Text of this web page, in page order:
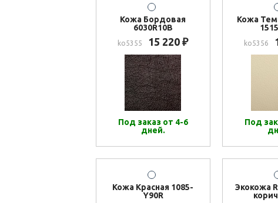
Кожа Бордовая
6030R10B
ko5355 15 220 ₽
Под заказ от 4-6
дней.
Кожа
ko5356
Под
Кожа Красная 1085-
Y90R
Экокожа